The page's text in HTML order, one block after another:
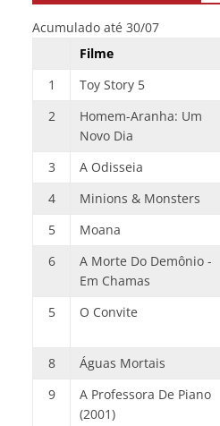
Acumulado até 30/07
Filme
1
Toy Story 5
2
Homem-Aranha: Um
Novo Dia
3 A Odisseia
4
Minions & Monsters
5
Moana
6
A Morte Do Demônio -
Em Chamas
5
O Convite
8
Águas Mortais
9
A Professora De Piano
(2001)